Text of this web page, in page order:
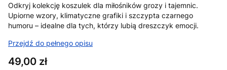
Odkryj kolekcję koszulek dla miłośników grozy i tajemnic.
Upiorne wzory, klimatyczne grafiki i szczypta czarnego
humoru – idealne dla tych, którzy lubią dreszczyk emocji.
Przejdź do pełnego opisu
Cena
49,00 zł